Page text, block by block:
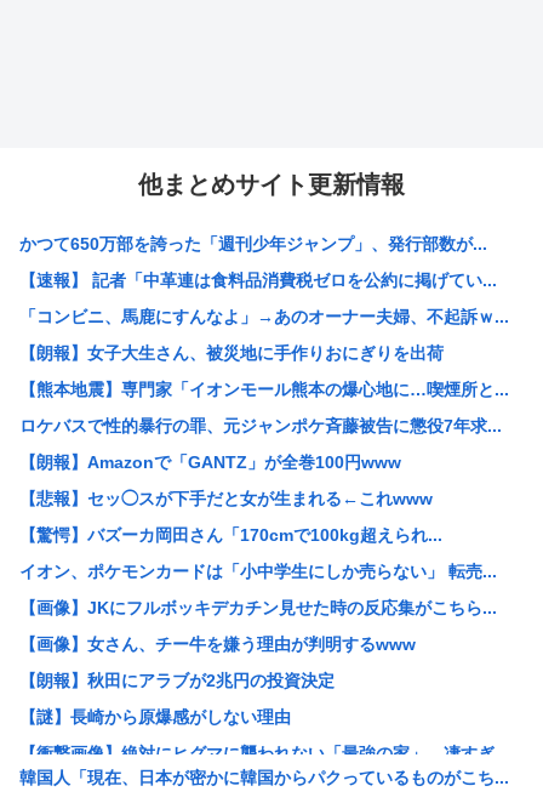
他まとめサイト更新情報
かつて650万部を誇った「週刊少年ジャンプ」、発行部数が...
【速報】 記者「中革連は食料品消費税ゼロを公約に掲げてい...
「コンビニ、馬鹿にすんなよ」→あのオーナー夫婦、不起訴ｗ...
【朗報】女子大生さん、被災地に手作りおにぎりを出荷
【熊本地震】専門家「イオンモール熊本の爆心地に…喫煙所と...
ロケバスで性的暴行の罪、元ジャンポケ斉藤被告に懲役7年求...
【朗報】Amazonで「GANTZ」が全巻100円www
【悲報】セッ◯スが下手だと女が生まれる←これwww
【驚愕】バズーカ岡田さん「170cmで100kg超えられ...
イオン、ポケモンカードは「小中学生にしか売らない」 転売...
【画像】JKにフルボッキデカチン見せた時の反応集がこちら...
【画像】女さん、チー牛を嫌う理由が判明するwww
【朗報】秋田にアラブが2兆円の投資決定
【謎】長崎から原爆感がしない理由
【衝撃画像】絶対にヒグマに襲われない「最強の家」、凄すぎ...
【消費税率1％】 「下げるのが筋なんですけど…」消費減税...
韓国人「現在、日本が密かに韓国からパクっているものがこち...